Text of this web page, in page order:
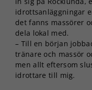
idrottsanläggningar
det fanns massörer
dela lokal med.
– Till en början
tränare och massör
men allt eftersom
idrottare till mig.